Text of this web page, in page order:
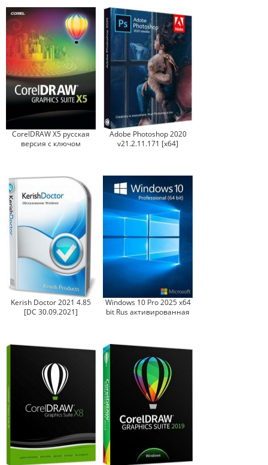
CorelDRAW X5 русская
версия с ключом
Adobe Photoshop 2020
v21.2.11.171 [x64]
Kerish Doctor 2021 4.85
[DC 30.09.2021]
Windows 10 Pro 2025 x64
bit Rus активированная